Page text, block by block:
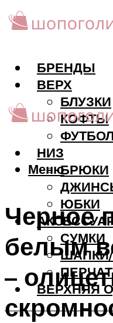
БРЕНДЫ
ВЕРХ
БЛУЗКИ
КОФТЫ
НИЗ
БРЮКИ
ЮБКИ
СУМКИ
ВЕРХНЯЯ
Меню
Черное
белым
–